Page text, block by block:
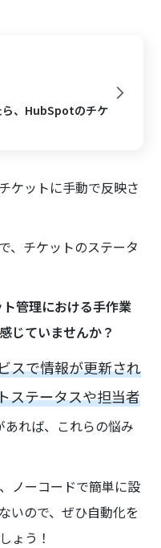
、HubSpotのチケ
ケットに手動で反映さ
、チケットのステータ
管理における手作業
じていませんか？
スで情報が更新され
ステータスや担当者
あれば、これらの悩み
ノーコードで簡単に設
いので、ぜひ自動化を
ょう！